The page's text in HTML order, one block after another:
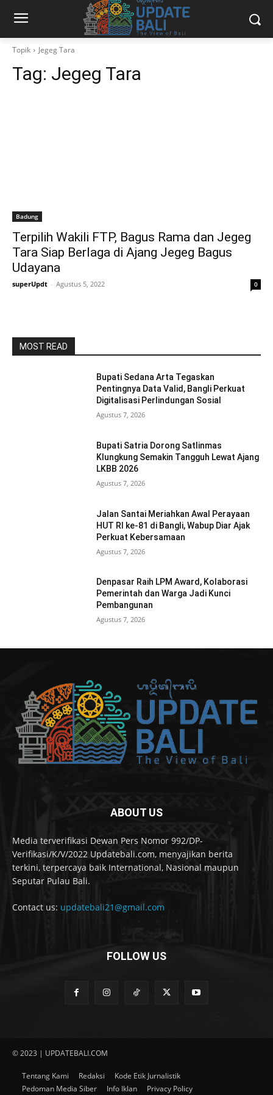
Topik Jegeg Tara
Tag: Jegeg Tara
Badung
Terpilih Wakili FTP, Bagus Rama dan Jegeg
Tara Siap Berlaga di Ajang Jegeg Bagus
Udayana
superUpdt - Agustus 5, 2022 0
MOST READ
Bupati Sedana Arta Tegaskan
Pentingnya Data Valid, Bangli Perkuat
Digitalisasi Perlindungan Sosial
Agustus 7, 2026
Bupati Satria Dorong Satlinmas
Klungkung Semakin Tangguh Lewat Ajang
LKBB 2026
Agustus 7, 2026
Jalan Santai Meriahkan Awal Perayaan
HUT RI ke-81 di Bangli, Wabup Diar Ajak
Perkuat Kebersamaan
Agustus 7, 2026
Denpasar Raih LPM Award, Kolaborasi
Pemerintah dan Warga Jadi Kunci
Pembangunan
Agustus 7, 2026
ABOUT US
Media terverifikasi Dewan Pers Nomor 992/DP-
Verifikasi/K/V/2022 Updatebali.com, menyajikan berita
terkini, terpercaya baik International, Nasional maupun
Seputar Pulau Bali.
Contact us: updatebali21@gmail.com
FOLLOW US
© 2023 | UPDATEBALI.COM
Tentang Kami Redaksi
Kode Etik Jurnalistik
Pedoman Media Siber
Info Iklan Privacy Policy